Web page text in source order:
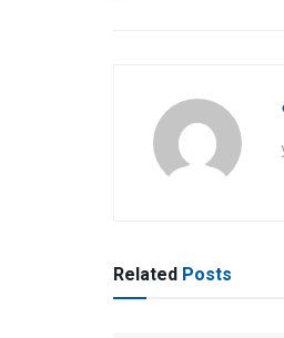
Related Posts